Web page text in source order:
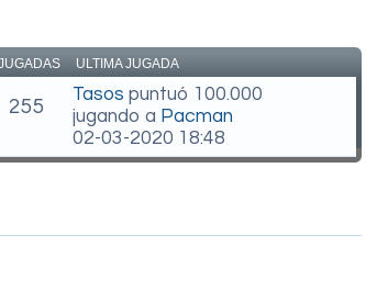
ULTIMA JUGADA
255
Tasos puntuó 100.000
jugando a Pacman
02-03-2020 18:48